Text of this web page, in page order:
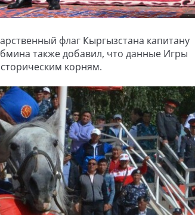
флаг Кыргызстана капитану
также добавил, что ​данные Игры
корням.